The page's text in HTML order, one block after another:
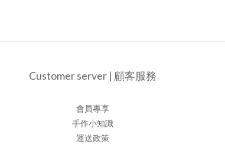
Customer server | 顧客服務
會員專享
手作小知識
運送政策